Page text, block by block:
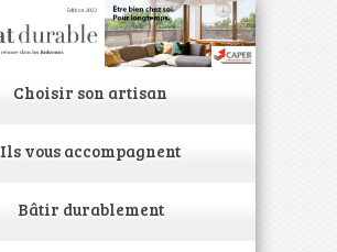
Choisir son artisan
Ils vous accompagnent
Bâtir durablement